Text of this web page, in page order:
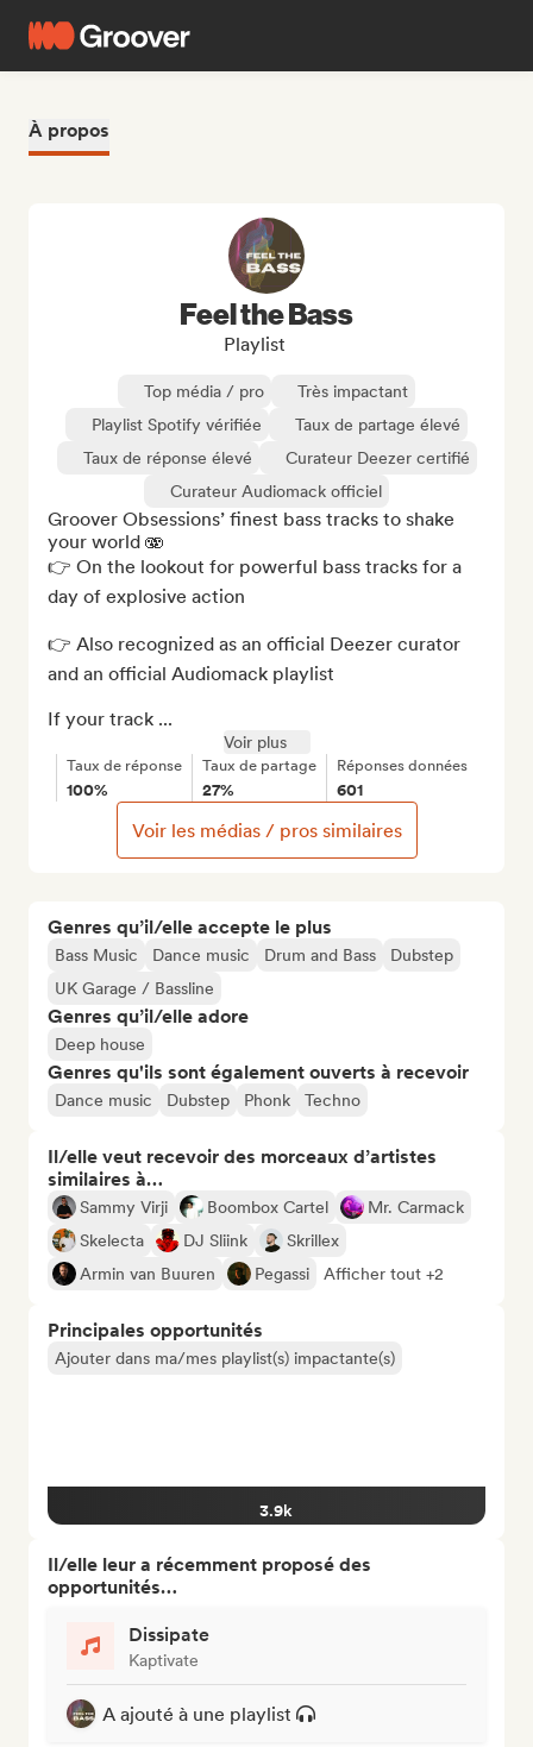
À propos
Genres qu’il/elle accepte le plus
Bass Music Dance music Drum and Bass
Dubstep
UK Garage / Bassline
Genres qu’il/elle adore
Deep house
Genres qu'ils sont également ouverts à recevoir
Dance music Dubstep Phonk Techno
Il/elle veut recevoir des morceaux d’artistes
similaires à…
Sammy Virji Boombox Cartel
Mr. Carmack
Skelecta
DJ Sliink
Skrillex
Armin van Buuren
Pegassi Afficher tout +2
Principales opportunités
Ajouter dans ma/mes playlist(s) impactante(s)
3.9k
Il/elle leur a récemment proposé des
opportunités…
Dissipate
Kaptivate
A ajouté à une playlist
Feel the Bass
Playlist
Top média / pro
Très impactant
Playlist Spotify vérifiée
Taux de partage élevé
Taux de réponse élevé
Curateur Deezer certifié
Curateur Audiomack officiel
Groover Obsessions’ finest bass tracks to shake
your world 🫨
👉 On the lookout for powerful bass tracks for a
day of explosive action
👉 Also recognized as an official Deezer curator
and an official Audiomack playlist
If your track ...
Voir plus
Taux de réponse
100%
Taux de partage
27%
Réponses données
601
Voir les médias / pros similaires